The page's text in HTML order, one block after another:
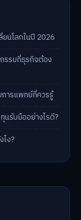
นโลกในปี 2026
รรมที่ธุรกิจต้อง
ารแพทย์ที่ควรรู้
รับมืออย่างไรดี?
ง?